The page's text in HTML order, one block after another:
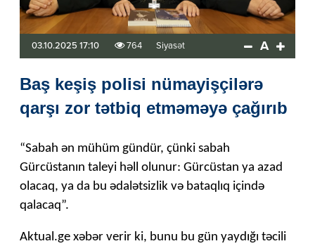
03.10.2025 17:10 764 Siyasət A
Baş keşiş polisi nümayişçilərə
qarşı zor tətbiq etməməyə çağırıb
“Sabah ən mühüm gündür, çünki sabah
Gürcüstanın taleyi həll olunur: Gürcüstan ya azad
olacaq, ya da bu ədalətsizlik və bataqlıq içində
qalacaq”.
Aktual.ge xəbər verir ki, bunu bu gün yaydığı təcili